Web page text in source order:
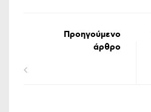
Προηγούμενο
άρθρο